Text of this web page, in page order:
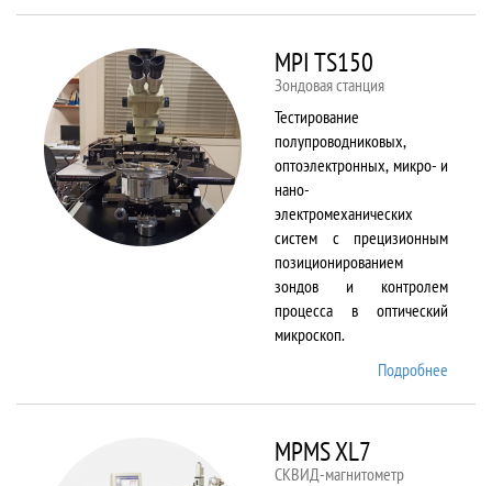
MPI TS150
Зондовая станция
Тестирование
полупроводниковых,
оптоэлектронных, микро- и
нано-
электромеханических
систем с прецизионным
позиционированием
зондов и контролем
процесса в оптический
микроскоп.
Подробнее
MPMS XL7
СКВИД-магнитометр